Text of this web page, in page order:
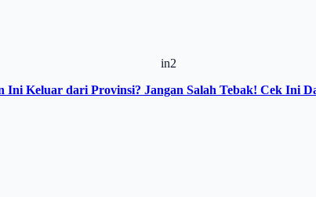
in2
Keluar dari Provinsi? Jangan Salah Tebak! Cek Ini